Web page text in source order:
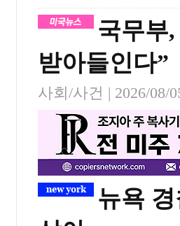
국무부
받아들인다”
사회/사건 | 2026/08/
뉴욕